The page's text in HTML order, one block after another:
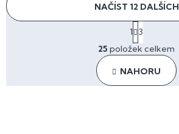
O
v
l
á
d
NAČÍST 12 DALŠÍCH
S
t
r
á
n
k
o
1
3
25 položek celkem
NAHORU